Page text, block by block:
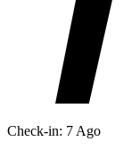
Check-in: 7 Ago